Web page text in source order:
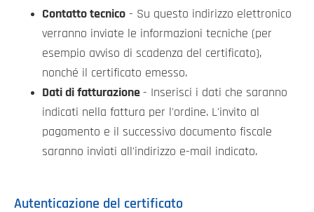
Contatto tecnico - Su questo indirizzo elettronico
verranno inviate le informazioni tecniche (per
esempio avviso di scadenza del certificato),
nonché il certificato emesso.
Dati di fatturazione - Inserisci i dati che saranno
indicati nella fattura per l'ordine. L'invito al
pagamento e il successivo documento fiscale
saranno inviati all'indirizzo e-mail indicato.
Autenticazione del certificato